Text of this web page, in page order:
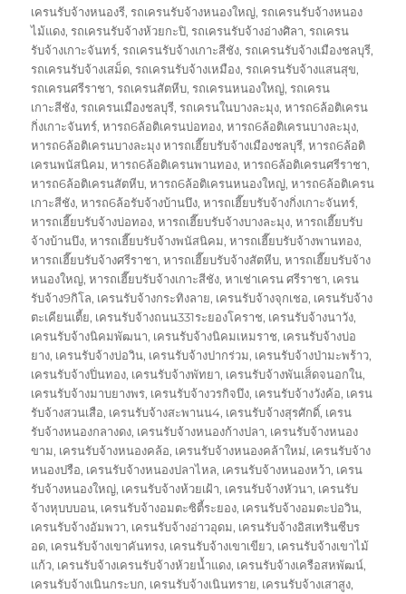
เครนรับจ้างหนองรี,รถเครนรับจ้างหนองใหญ่,รถเครนรับจ้างหนอง
ไม้แดง,รถเครนรับจ้างห้วยกะปิ,รถเครนรับจ้างอ่างศิลา,รถเครน
รับจ้างเกาะจันทร์,รถเครนรับจ้างเกาะสีชัง,รถเครนรับจ้างเมืองชลบุรี,
รถเครนรับจ้างเสม็ด,รถเครนรับจ้างเหมือง,รถเครนรับจ้างแสนสุข,
รถเครนศรีราชา,รถเครนสัตหีบ,รถเครนหนองใหญ่,รถเครน
เกาะสีชัง,รถเครนเมืองชลบุรี,รถเครนในบางละมุง,หารถ6ล้อติเครน
กิ่งเกาะจันทร์,หารถ6ล้อติเครนบ่อทอง,หารถ6ล้อติเครนบางละมุง,
หารถ6ล้อติเครนบางละมุง หารถเฮี๊ยบรับจ้างเมืองชลบุรี,หารถ6ล้อติ
เครนพนัสนิคม,หารถ6ล้อติเครนพานทอง,หารถ6ล้อติเครนศรีราชา,
หารถ6ล้อติเครนสัตหีบ,หารถ6ล้อติเครนหนองใหญ่,หารถ6ล้อติเครน
เกาะสีชัง,หารถ6ล้อรับจ้างบ้านบึง,หารถเฮี๊ยบรับจ้างกิ่งเกาะจันทร์,
หารถเฮี๊ยบรับจ้างบ่อทอง,หารถเฮี๊ยบรับจ้างบางละมุง,หารถเฮี๊ยบรับ
จ้างบ้านบึง,หารถเฮี๊ยบรับจ้างพนัสนิคม,หารถเฮี๊ยบรับจ้างพานทอง,
หารถเฮี๊ยบรับจ้างศรีราชา,หารถเฮี๊ยบรับจ้างสัตหีบ,หารถเฮี๊ยบรับจ้าง
หนองใหญ่,หารถเฮี๊ยบรับจ้างเกาะสีชัง,หาเช่าเครน ศรีราชา, เครน
รับจ้าง9กิโล, เครนรับจ้างกระทิงลาย, เครนรับจ้างจุกเชอ, เครนรับจ้าง
ตะเคียนเตี้ย, เครนรับจ้างถนน331ระยองโคราช, เครนรับจ้างนาวัง,
เครนรับจ้างนิคมพัฒนา, เครนรับจ้างนิคมเหมราช, เครนรับจ้างบ่อ
ยาง, เครนรับจ้างบ่อวิน, เครนรับจ้างปากร่วม, เครนรับจ้างป่ามะพร้าว,
เครนรับจ้างปิ่นทอง, เครนรับจ้างพัทยา, เครนรับจ้างพันเส็ดจนอกใน,
เครนรับจ้างมาบยางพร, เครนรับจ้างวรกิจบึง, เครนรับจ้างวังค้อ, เครน
รับจ้างสวนเสือ, เครนรับจ้างสะพานน4, เครนรับจ้างสุรศักดิ์, เครน
รับจ้างหนองกลางดง, เครนรับจ้างหนองก้างปลา, เครนรับจ้างหนอง
ขาม, เครนรับจ้างหนองคล้อ, เครนรับจ้างหนองคล้าใหม่, เครนรับจ้าง
หนองปรือ, เครนรับจ้างหนองปลาไหล, เครนรับจ้างหนองหว้า, เครน
รับจ้างหนองใหญ่, เครนรับจ้างห้วยเฝ้า, เครนรับจ้างหัวนา, เครนรับ
จ้างหุบบบอน, เครนรับจ้างอมตะซิตี้ระยอง, เครนรับจ้างอมตะบ่อวิน,
เครนรับจ้างอัมพวา, เครนรับจ้างอ่าวอุดม, เครนรับจ้างอิสเทรินซีบร
อด, เครนรับจ้างเขาคันทรง, เครนรับจ้างเขาเขียว, เครนรับจ้างเขาไม้
แก้ว, เครนรับจ้างเครนรับจ้างห้วยน้ำแดง, เครนรับจ้างเครือสหพัฒน์,
เครนรับจ้างเนินกระบก, เครนรับจ้างเนินทราย, เครนรับจ้างเสาสูง,